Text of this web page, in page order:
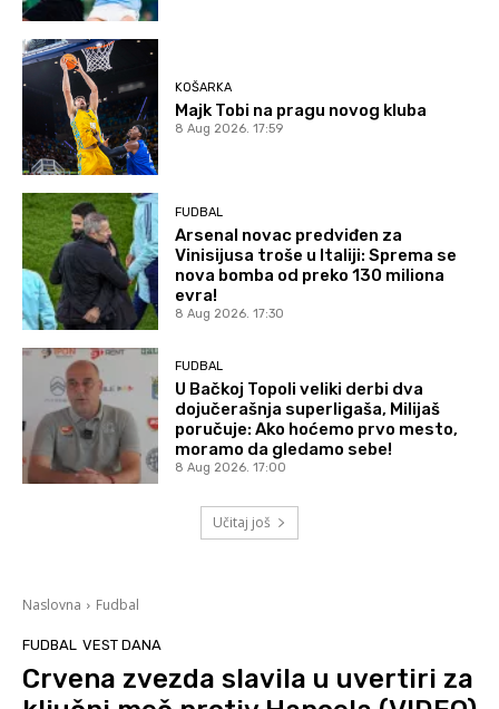
KOŠARKA
Majk Tobi na pragu novog kluba
8 Aug 2026. 17:59
FUDBAL
Arsenal novac predviđen za
Vinisijusa troše u Italiji: Sprema se
nova bomba od preko 130 miliona
evra!
8 Aug 2026. 17:30
FUDBAL
U Bačkoj Topoli veliki derbi dva
dojučerašnja superligaša, Milijaš
poručuje: Ako hoćemo prvo mesto,
moramo da gledamo sebe!
8 Aug 2026. 17:00
Učitaj još